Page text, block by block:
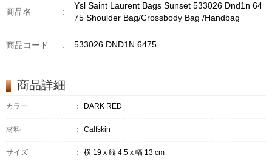
商品名 :
Ysl Saint Laurent Bags Sunset 533026 Dnd1n 64
75 Shoulder Bag/Crossbody Bag /Handbag
商品コード : 533026 DND1N 6475
商品詳細
カラー ： DARK RED
材料 ： Calfskin
サイズ ： 横 19 x 縦 4.5 x 幅 13 cm